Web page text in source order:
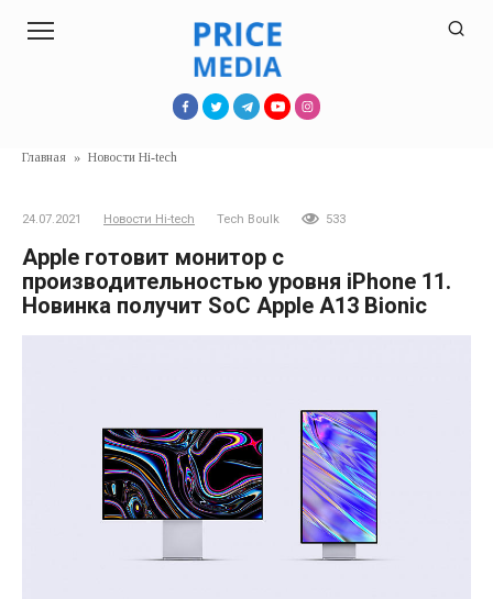
Главная » Новости Hi-tech
24.07.2021 Новости Hi-tech Tech Boulk 533
Apple готовит монитор с
производительностью уровня iPhone 11.
Новинка получит SoC Apple A13 Bionic